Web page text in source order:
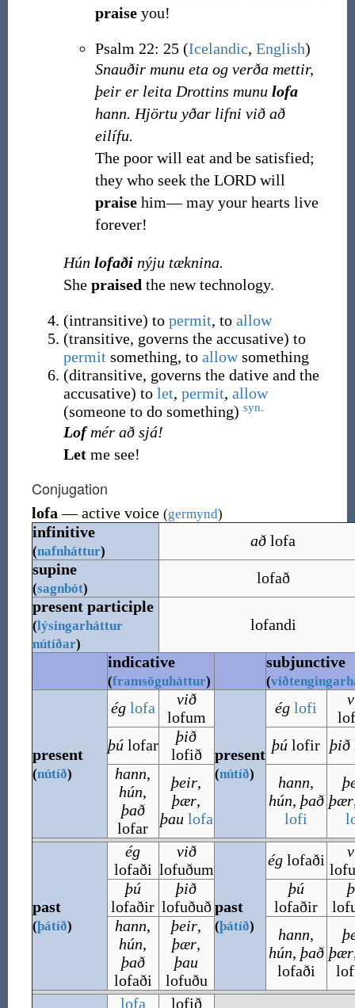
praiseyou!
Psalm 22: 25 (Icelandic, English)
Snauðir munu eta og verða mettir,
þeir er leita Drottins munu lofa
hann. Hjörtu yðar lifni við að
eilífu.
The poor will eat and be satisfied;
they who seek the LORD will
praisehim— may your hearts live
forever!
Hún lofaðinýju tæknina.
She praised the new technology.
(intransitive) to permit, to allow
(transitive, governs the accusative) to
permit something, to allowsomething
(ditransitive, governs the dative and the
accusative) to let, permit, allow
(someone to do something) syn.
Lofmér að sjá!
Letme see!
Conjugation
lofa — active voice (germynd)
infinitive
(nafnháttur)
að lofa
supine
(sagnbót)
lofað
present participle
(lýsingarháttur
nútíðar)
lofandi
indicative
(framsöguháttur)
subjunctive
(
present
(nútíð)
ég lofa
við
lofum
present
(nútíð)
ég lofi
þúlofar
þið
lofið
þú lofir þið
hann,
hún,
það
lofar
þeir,
þær,
þau lofa
hann,
hún, það
lofi
þær
past
(þátíð)
ég
lofaði
við
lofuðum
past
(þátíð)
églofaði
þú
lofaðir
þið
lofuðuð
þú
lofaðir
hann,
hún,
það
lofaði
þeir,
þær,
þau
lofuðu
hann,
hún, það
lofaði
þær
lofa
lofið